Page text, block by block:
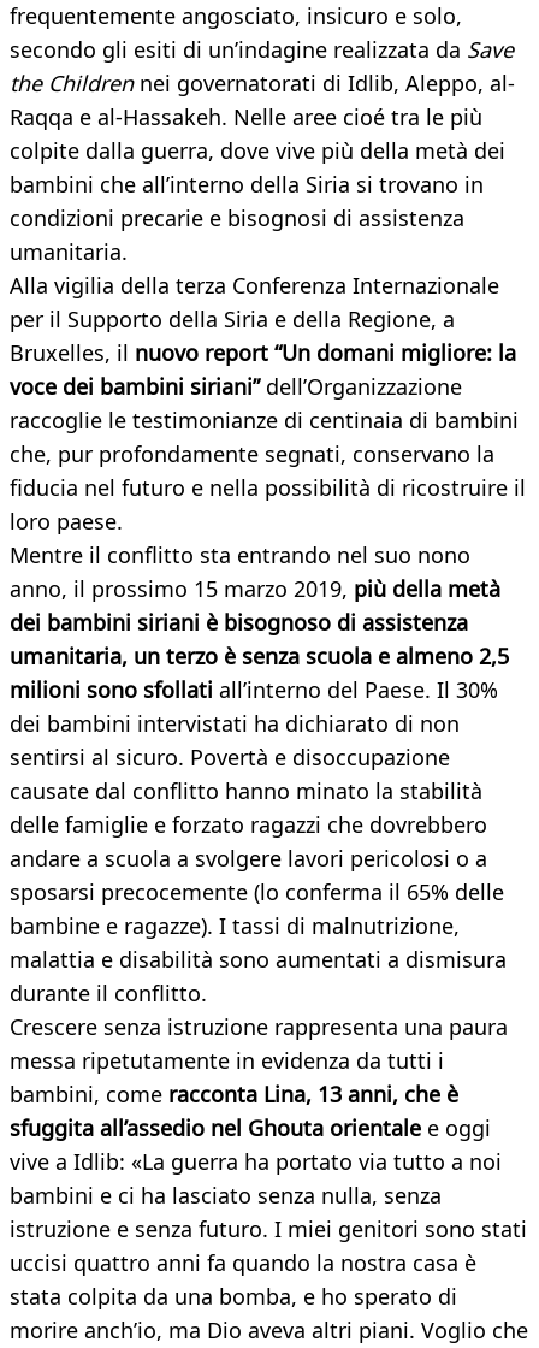
frequentemente angosciato, insicuro e solo,
secondo gli esiti di un’indagine realizzata da Save
the Childrennei governatorati di Idlib, Aleppo, al-
Raqqa e al-Hassakeh. Nelle aree cioé tra le più
colpite dalla guerra, dove vive più della metà dei
bambini che all’interno della Siria si trovano in
condizioni precarie e bisognosi di assistenza
umanitaria.
Alla vigilia della terza Conferenza Internazionale
per il Supporto della Siria e della Regione, a
Bruxelles, il nuovo report “Un domani migliore: la
voce dei bambini siriani” dell’Organizzazione
raccoglie le testimonianze di centinaia di bambini
che, pur profondamente segnati, conservano la
fiducia nel futuro e nella possibilità di ricostruire il
loro paese.
Mentre il conflitto sta entrando nel suo nono
anno, il prossimo 15 marzo 2019, più della metà
dei bambini siriani è bisognoso di assistenza
umanitaria, un terzo è senza scuola e almeno 2,5
milioni sono sfollati all’interno del Paese. Il 30%
dei bambini intervistati ha dichiarato di non
sentirsi al sicuro. Povertà e disoccupazione
causate dal conflitto hanno minato la stabilità
delle famiglie e forzato ragazzi che dovrebbero
andare a scuola a svolgere lavori pericolosi o a
sposarsi precocemente (lo conferma il 65% delle
bambine e ragazze). I tassi di malnutrizione,
malattia e disabilità sono aumentati a dismisura
durante il conflitto.
Crescere senza istruzione rappresenta una paura
messa ripetutamente in evidenza da tutti i
bambini, come racconta Lina, 13 anni, che è
sfuggita all’assedio nel Ghouta orientale e oggi
vive a Idlib: «La guerra ha portato via tutto a noi
bambini e ci ha lasciato senza nulla, senza
istruzione e senza futuro. I miei genitori sono stati
uccisi quattro anni fa quando la nostra casa è
stata colpita da una bomba, e ho sperato di
morire anch’io, ma Dio aveva altri piani. Voglio che